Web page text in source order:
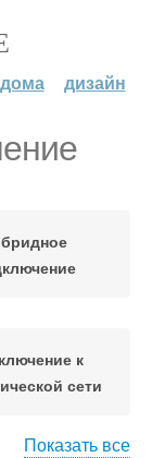
дизайн
к
сети
Показать все